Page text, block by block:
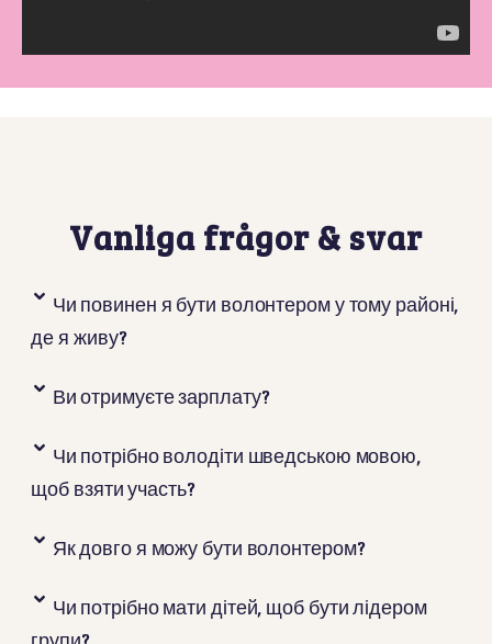
Vanliga frågor & svar
Чи повинен я бути волонтером у тому районі,
де я живу?
Ви отримуєте зарплату?
Чи потрібно володіти шведською мовою,
щоб взяти участь?
Як довго я можу бути волонтером?
Чи потрібно мати дітей, щоб бути лідером